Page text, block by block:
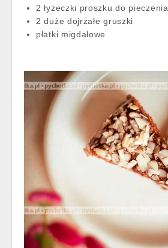
2 łyżeczki proszku do pieczenia
2 duże dojrzałe gruszki
płatki migdałowe